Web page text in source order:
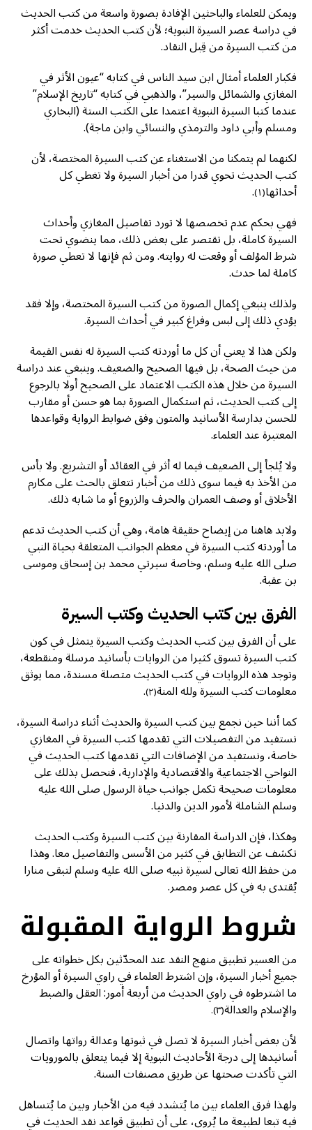
ويمكن للعلماء والباحثين الإفادة بصورة واسعة من كتب الحديث
في دراسة عصر السيرة النبوية؛ لأن كتب الحديث خدمت أكثر
من كتب السيرة من قِبل النقاد.
فكبار العلماء أمثال ابن سيد الناس في كتابه “عيون الأثر في
المغازي والشمائل والسير”، والذهبي في كتابه “تاريخ الإسلام”
عندما كتبا السيرة النبوية اعتمدا على الكتب الستة (البخاري
ومسلم وأبي داود والترمذي والنسائي وابن ماجة).
لكنهما لم يتمكنا من الاستغناء عن كتب السيرة المختصة، لأن
كتب الحديث تحوي قدرا من أخبار السيرة ولا تغطي كل
أحداثها(١) .
فهي بحكم عدم تخصصها لا تورد تفاصيل المغازي وأحداث
السيرة كاملة، بل تقتصر على بعض ذلك، مما ينضوي تحت
شرط المؤلف أو وقعت له روايته. ومن ثم فإنها لا تعطي صورة
كاملة لما حدث.
ولذلك ينبغي إكمال الصورة من كتب السيرة المختصة، وإلا فقد
يؤدي ذلك إلى لبس وفراغ كبير في أحداث السيرة.
ولكن هذا لا يعني أن كل ما أوردته كتب السيرة له نفس القيمة
من حيث الصحة، بل فيها الصحيح والضعيف. وينبغي عند دراسة
السيرة من خلال هذه الكتب الاعتماد على الصحيح أولا بالرجوع
إلى كتب الحديث، ثم استكمال الصورة بما هو حسن أو مقارب
للحسن بدارسة الأسانيد والمتون وفق ضوابط الرواية وقواعدها
المعتبرة عند العلماء.
ولا يُلجأ إلى الضعيف فيما له أثر في العقائد أو التشريع. ولا بأس
من الأخذ به فيما سوى ذلك من أخبار تتعلق بالحث على مكارم
الأخلاق أو وصف العمران والحرف والزروع أو ما شابه ذلك.
ولابد هاهنا من إيضاح حقيقة هامة، وهي أن كتب الحديث تدعم
ما أوردته كتب السيرة في معظم الجوانب المتعلقة بحياة النبي
صلى الله عليه وسلم، وخاصة سيرتي محمد بن إسحاق وموسى
بن عقبة.
الفرق بين كتب الحديث وكتب السيرة
على أن الفرق بين كتب الحديث وكتب السيرة يتمثل في كون
كتب السيرة تسوق كثيرا من الروايات بأسانيد مرسلة ومنقطعة،
وتوجد هذه الروايات في كتب الحديث متصلة مسندة، مما يوثق
معلومات كتب السيرة ولله المنة(٢) .
كما أننا حين نجمع بين كتب السيرة والحديث أثناء دراسة السيرة،
نستفيد من التفصيلات التي تقدمها كتب السيرة في المغازي
خاصة، ونستفيد من الإضافات التي تقدمها كتب الحديث في
النواحي الاجتماعية والاقتصادية والإدارية، فنحصل بذلك على
معلومات صحيحة تكمل جوانب حياة الرسول صلى الله عليه
وسلم الشاملة لأمور الدين والدنيا.
وهكذا، فإن الدراسة المقارنة بين كتب السيرة وكتب الحديث
تكشف عن التطابق في كثير من الأسس والتفاصيل معا. وهذا
من حفظ الله تعالى لسيرة نبيه صلى الله عليه وسلم لتبقى منارا
يُقتدى به في كل عصر ومصر.
شروط الرواية المقبولة
من العسير تطبيق منهج النقد عند المحدّثين بكل خطواته على
جميع أخبار السيرة، وإن اشترط العلماء في راوي السيرة أو المؤرخ
ما اشترطوه في راوي الحديث من أربعة أمور: العقل والضبط
والإسلام والعدالة(٣).
لأن بعض أخبار السيرة لا تصل في ثبوتها وعدالة رواتها واتصال
أسانيدها إلى درجة الأحاديث النبوية إلا فيما يتعلق بالمورويات
التي تأكدت صحتها عن طريق مصنفات السنة.
ولهذا فرق العلماء بين ما يُتشدد فيه من الأخبار وبين ما يُتساهل
فيه تبعا لطبيعة ما يُروى، على أن تطبيق قواعد نقد الحديث في